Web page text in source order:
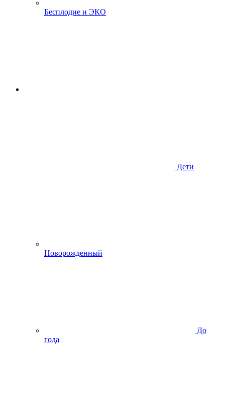
Бесплодие и ЭКО
Дети
Новорожденный
До
года